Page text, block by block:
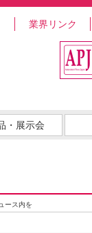
業界リンク
・展示会
ース内を